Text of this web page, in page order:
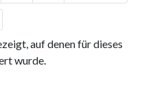
auf denen für dieses
wurde.